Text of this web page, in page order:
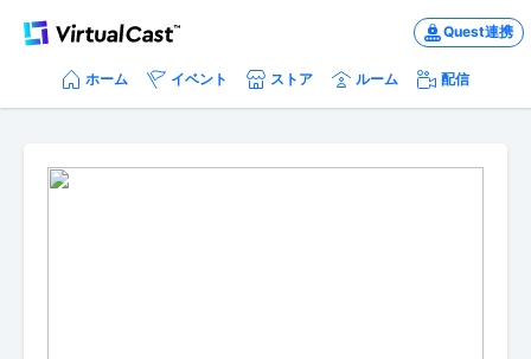
Quest連携
ホーム イベント ストア ルーム 配信